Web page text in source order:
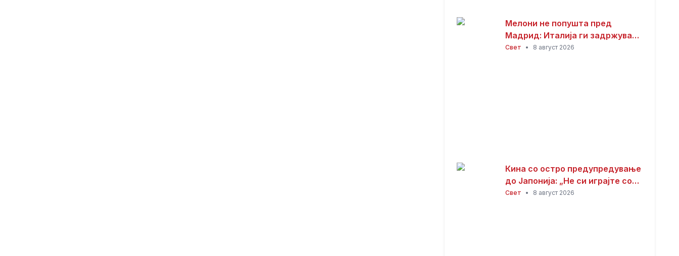
Мелони не попушта пред
Мадрид: Италија ги задржува
контролите со Шпанија
Свет • 8 август 2026
Кина со остро предупредување
до Јапонија: „Не си играјте со
оган“
Свет • 8 август 2026